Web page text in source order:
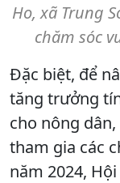
Ho, xã Trung
chăm sóc
Đặc biệt, để
tăng trưởng
cho nông
tham gia các
năm 2024,